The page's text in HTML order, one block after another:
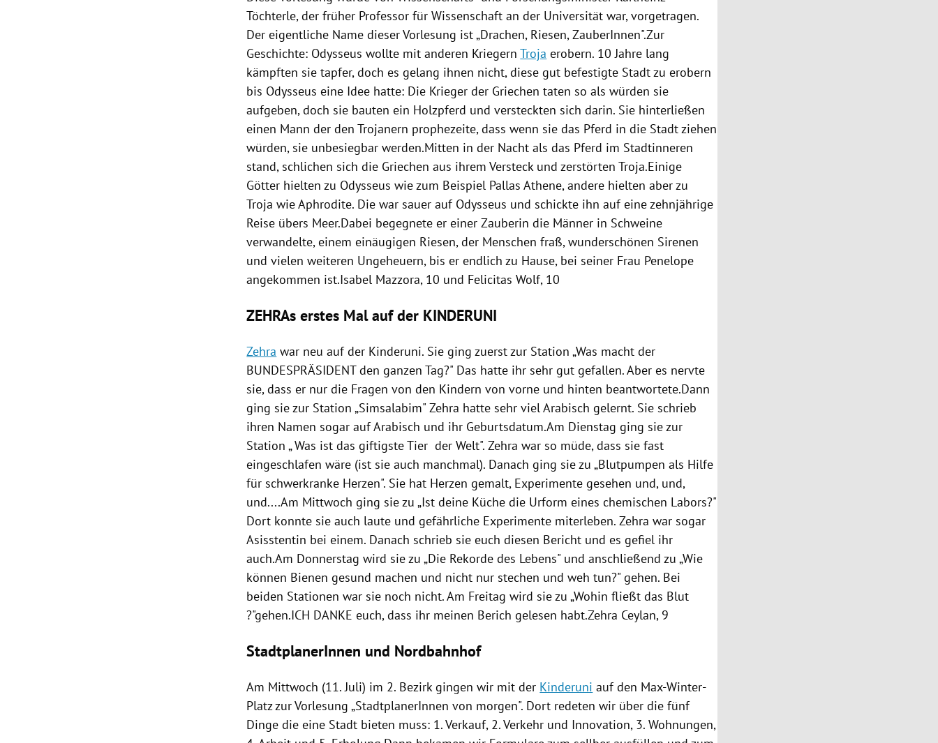
Töchterle, der früher Professor für Wissenschaft an der Universität war, vorgetragen.
Der eigentliche Name dieserVorlesung ist „Drachen, Riesen, ZauberInnen".Zur
Geschichte: Odysseus wollte mit anderen KriegernTroja erobern. 10 Jahre lang
kämpften sie tapfer, doch es gelang ihnen nicht, diese gut befestigte Stadt zu erobern
bis Odysseus eine Idee hatte: Die Krieger der Griechen taten so als würden sie
aufgeben, doch sie bauten ein Holzpferd und versteckten sich darin. Sie hinterließen
einen Mann der den Trojanern prophezeite, dass wenn sie das Pferd in die Stadt ziehen
würden, sie unbesiegbar werden.Mitten in der Nacht als das Pferd im Stadtinneren
stand, schlichen sich die Griechen aus ihrem Versteck und zerstörtenTroja.Einige
Götter hielten zu Odysseus wie zum Beispiel Pallas Athene, andere hielten aber zu
Troja wie Aphrodite. Die war sauer auf Odysseus und schickte ihn auf eine zehnjährige
Reise übers Meer.Dabei begegnete er einer Zauberin die Männer in Schweine
verwandelte, einem einäugigen Riesen, der Menschen fraß, wunderschönen Sirenen
und vielen weiteren Ungeheuern, bis er endlich zu Hause, bei seiner Frau Penelope
angekommen ist.Isabel Mazzora, 10 und Felicitas Wolf, 10
ZEHRAs erstes Mal auf der KINDERUNI
Zehra war neu auf der Kinderuni. Sie ging zuerst zur Station „Was macht der
BUNDESPRÄSIDENT den ganzen Tag?" Das hatte ihr sehr gut gefallen. Aber es nervte
sie, dass er nur die Fragen von den Kindern von vorne und hinten beantwortete.Dann
ging sie zur Station „Simsalabim"Zehra hatte sehr viel Arabisch gelernt. Sie schrieb
ihren Namen sogar auf Arabisch und ihr Geburtsdatum.Am Dienstag ging sie zur
Station „ Was ist das giftigste Tier der Welt".Zehra war so müde, dass sie fast
eingeschlafen wäre (ist sie auch manchmal). Danach ging sie zu „Blutpumpen als Hilfe
für schwerkranke Herzen". Sie hat Herzen gemalt, Experimente gesehen und, und,
und....Am Mittwoch ging sie zu „Ist deine Küche die Urform eines chemischen Labors?"
Dort konnte sie auch laute und gefährliche Experimente miterleben.Zehra war sogar
Asisstentin bei einem. Danach schrieb sie euch diesen Bericht und es gefiel ihr
auch.Am Donnerstag wird sie zu „Die Rekorde des Lebens" und anschließend zu „Wie
können Bienen gesund machen und nicht nur stechen und weh tun?" gehen. Bei
beiden Stationen war sie noch nicht. Am Freitag wird sie zu „Wohin fließt das Blut
?"gehen.ICH DANKE euch, dass ihr meinen Berich gelesen habt.Zehra Ceylan, 9
StadtplanerInnen und Nordbahnhof
Am Mittwoch (11. Juli) im 2. Bezirk gingen wir mit der Kinderuni auf den Max-Winter-
Platz zurVorlesung „StadtplanerInnen von morgen". Dort redeten wir über die fünf
Dinge die eine Stadt bieten muss: 1. Verkauf, 2. Verkehr und Innovation, 3. Wohnungen,